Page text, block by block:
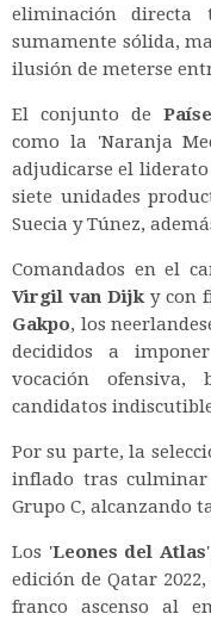
eliminación
sumamente sólida,
ilusión de meterse
El conjunto de
como la 'Naranja
adjudicarse el liderato
siete unidades
Suecia y Túnez,
Comandados en el
Virgil van Dijk y con
Gakpo, los
decididos a
vocación ofensiva,
candidatos
Por su parte, la
inflado tras
Grupo C, alcanzando
Los 'Leones del Atlas
edición de Qatar
franco ascenso al